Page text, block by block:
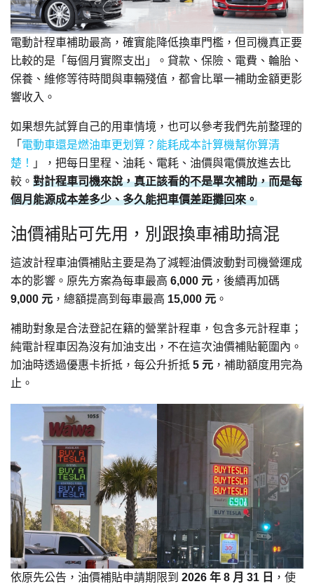
電動計程車補助最高，確實能降低換車門檻，但司機真正要
比較的是「每個月實際支出」。貸款、保險、電費、輪胎、
保養、維修等待時間與車輛殘值，都會比單一補助金額更影
響收入。
如果想先試算自己的用車情境，也可以參考我們先前整理的
「 電動車還是燃油車更划算？能耗成本計算機幫你算清
楚！
」，把每日里程、油耗、電耗、油價與電價放進去比
較。 對計程車司機來說，真正該看的不是單次補助，而是每
個月能源成本差多少、多久能把車價差距攤回來。
油價補貼可先用，別跟換車補助搞混
這波計程車油價補貼主要是為了減輕油價波動對司機營運成
本的影響。原先方案為每車最高 6,000 元 ，後續再加碼
9,000 元 ，總額提高到每車最高 15,000 元 。
補助對象是合法登記在籍的營業計程車，包含多元計程車；
純電計程車因為沒有加油支出，不在這次油價補貼範圍內。
加油時透過優惠卡折抵，每公升折抵 5 元 ，補助額度用完為
止。
依原先公告，油價補貼申請期限到 2026 年 8 月 31 日 ，使